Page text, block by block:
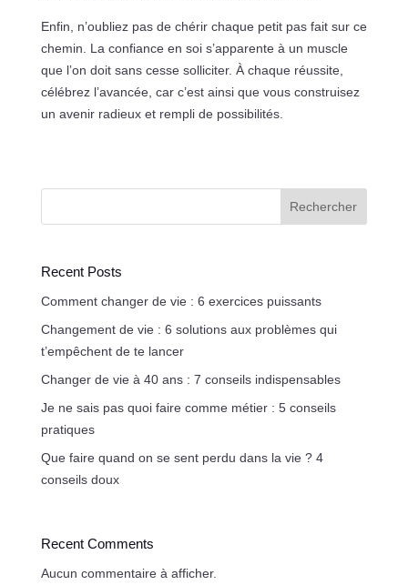
Enfin, n’oubliez pas de chérir chaque petit pas fait sur ce
chemin. La confiance en soi s’apparente à un muscle
que l’on doit sans cesse solliciter. À chaque réussite,
célébrez l’avancée, car c’est ainsi que vous construisez
un avenir radieux et rempli de possibilités.
Rechercher
Recent Posts
Comment changer de vie : 6 exercices puissants
Changement de vie : 6 solutions aux problèmes qui
t’empêchent de te lancer
Changer de vie à 40 ans : 7 conseils indispensables
Je ne sais pas quoi faire comme métier : 5 conseils
pratiques
Que faire quand on se sent perdu dans la vie ? 4
conseils doux
Recent Comments
Aucun commentaire à afficher.